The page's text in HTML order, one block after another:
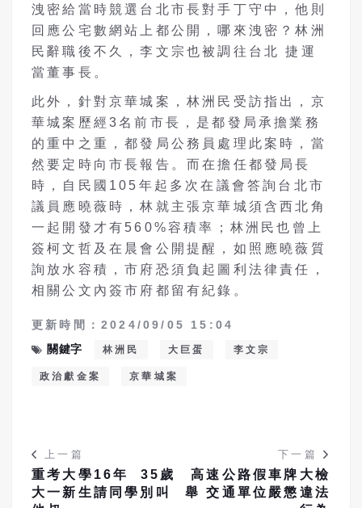
洩密給當時競選台北市長對手丁守中，他則
回應公宅數網站上都公開，哪來洩密？林洲
民辭職後不久，李文宗也被調往台北 捷運
當董事長。
此外，針對京華城案，林洲民受訪指出，京
華城案歷經 3名前市長，是都發局承擔業務
的重中之重，都發局公務員處理此案時，當
然要定時向市長報告。而在擔任都發局長
時，自民國 105 年起多次在議會答詢台北市
議員應曉薇時，林就主張京華城須含西北角
一起開發才有 560%容積率；林洲民也曾上
簽柯文哲及在晨會公開提醒，如照應曉薇質
詢放水容積，市府恐須負起圖利法律責任，
相關公文內簽市府都留有紀錄。
更新時間：2024/09/05 15:04
關鍵字
林洲民 大巨蛋 李文宗
政治獻金案 京華城案
上一篇
重考大學16年 35歲
大一新生請同學別叫
下一篇
高速公路假車牌大檢
舉 交通單位嚴懲違法